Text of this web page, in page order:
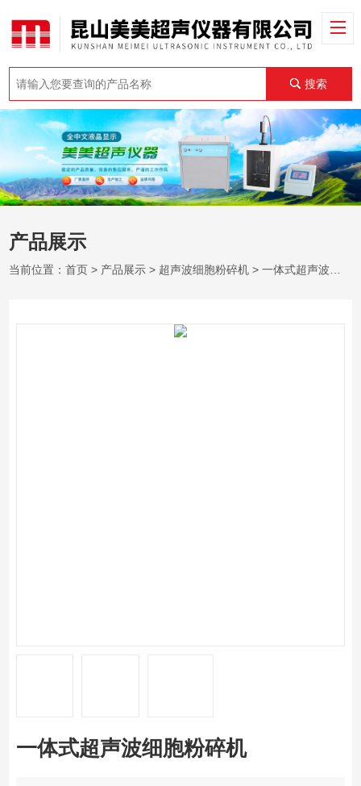
搜索
产品展示
当前位置：首页 > 产品展示 > 超声波细胞粉碎机 >一体式超声波细胞粉碎机
一体式超声波细胞粉碎机